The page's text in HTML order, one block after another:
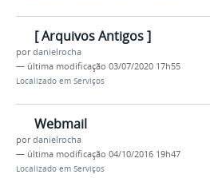
[ Arquivos Antigos ]
pordanielrocha
— última modificação 03/07/2020 17h55
Localizado em Serviços
Webmail
pordanielrocha
— última modificação 04/10/2016 19h47
Localizado em Serviços